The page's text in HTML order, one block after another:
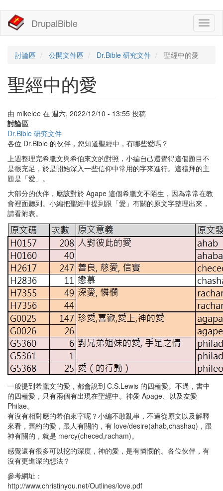
主
DrupalBible
討論區 公開文件區 Dr.Bible 研究文件 聖經中的愛
聖經中的愛
由 mikelee 在 週六, 2022/12/10 - 13:55 投稿
討論區
Dr.Bible 研究文件
各位 Dr.Bible 的伙伴，您知道聖經中，有哪些愛嗎？
上週整理完希臘文與希伯來文的對照，小編自己還覺得這個題目不
是很充足，於是開始深入一些信仰中常用的字來進行。這禮拜的主
題是「愛」。
大部分的伙伴，應該對於 Agape 這個希臘文不陌生，因為常常在教
會裡面聽到。小編把聖經中提到跟「愛」有關的原文字整理出來，
請看附表。
一般提到希臘文的愛，都會說到 C.S.Lewis 的四種愛。不過，書中
的四種愛，只有兩個有出現在聖經中。神愛 Apage、以及友愛
Philae。
有沒有相對應的希伯來字呢？小編不敢亂串，不過從原文以及解釋
來看，舊約的愛，跟人有關的，有 love/desire(ahab,chashaq)，跟
神有關的，就是 mercy(checed,racham)。
感覺還有很多可以挖的深度，神的愛，是有憐憫的。各位伙伴，有
沒有更進深的想法？
參考網址：
http://www.christinyou.net/Outlines/love.pdf